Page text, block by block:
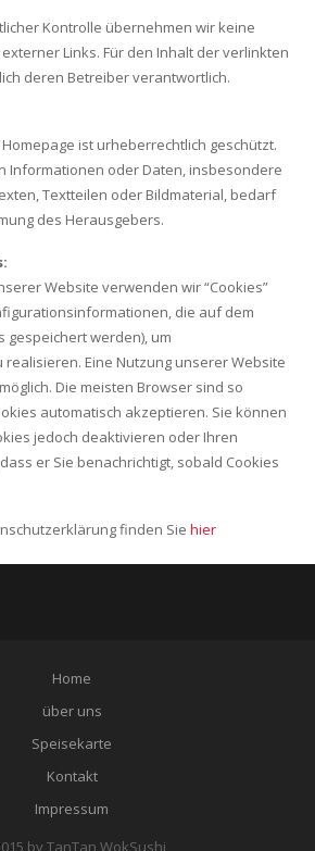
Kontrolle übernehmen wir keine
Links. Für den Inhalt der verlinkten
deren Betreiber verantwortlich.
ist urheberrechtlich geschützt.
Informationen oder Daten, insbesondere
Textteilen oder Bildmaterial, bedarf
des Herausgebers.
Website verwenden wir “Cookies”
die auf dem
gespeichert werden), um
Eine Nutzung unserer Website
Die meisten Browser sind so
automatisch akzeptieren. Sie können
jedoch deaktivieren oder Ihren
er Sie benachrichtigt, sobald Cookies
finden Sie hier
Home
über uns
Speisekarte
Kontakt
Impressum
by TanTan WokSushi